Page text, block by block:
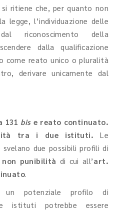
ritiene che, per quanto non
legge, l’individuazione delle
riconoscimento della
dalla qualificazione
come reato unico o pluralità
derivare unicamente dal
131 bise reato continuato.
tra i due istituti.Le
due possibili profili di
non punibilità di cui all’art.
.
un potenziale profilo di
istituti potrebbe essere